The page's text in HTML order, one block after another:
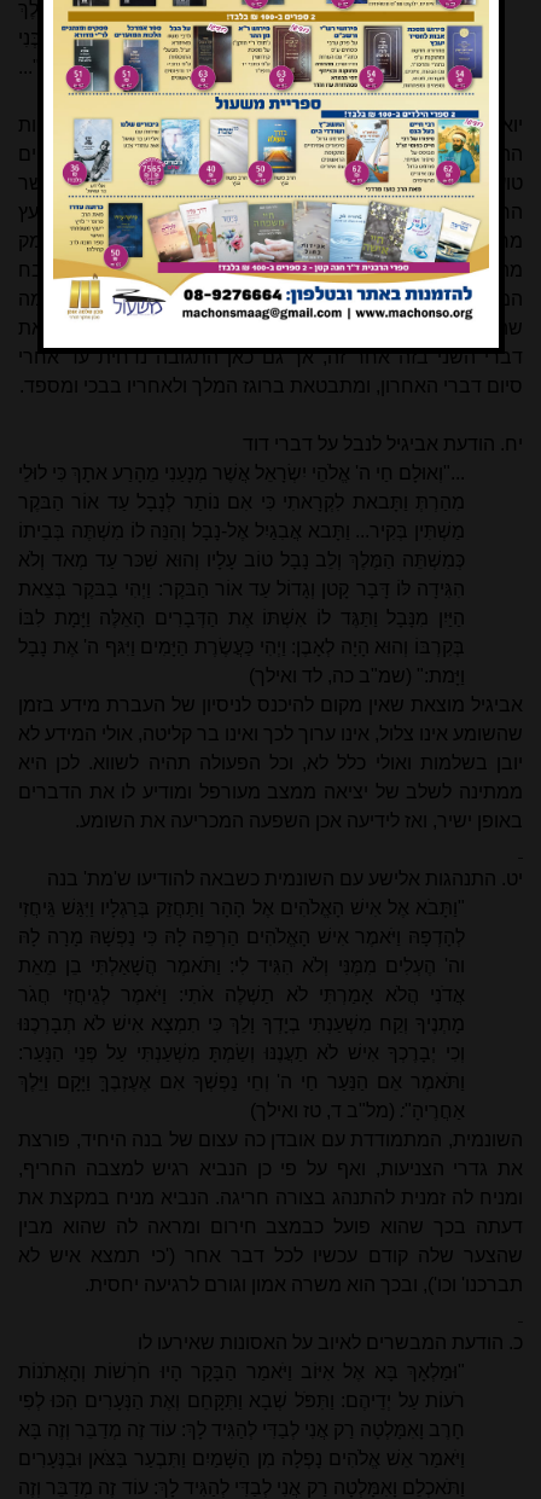
איְבֵי אֲדנִי הַמֶּלֶךְ וְכל אֲשֶׁר קָמוּ עָלֶיךָ לְרָעָה: וַיִּרְגַּז הַמֶּלֶךְ
וַיַּעַל עַל עֲלִיַּת הַשַּׁעַר וַיֵּבְךְּ וְכה אָמַר בְּלֶכְתּוֹ בְּנִי אַבְשָׁלוֹם בְּנִי
בְנִי אַבְשָׁלוֹם מִי יִתֵּן מוּתִי אֲנִי תַחְתֶּיךָ אַבְשָׁלוֹם בְּנִי בְנִי"...
(שמואל ב יח, יט ואילך)
יואב מנסה פעמיים להניא את המתנדב מלבצע את שליחות
ההודעה לאביו של הנהרג, אך אחימעץ מתעקש. שני השליחים
טועים בקריאת המציאות, ואינם קולטים, בניגוד ליואב, את הקשר
הרגשי העמוק שנותר בין דוד לאבשלום למרות המרד. אחימעץ
מרכך את המכה על ידי בשורה שמשהו אכן התרחש אך מתחמק
מהעברת תוכן האירוע, אך הכושי בחוסר רגישות פותח בשבח
המעשה אשר נעשה. הבסיס להבנה של דוד שאכן אירע מה
שהוא חושש ממנו נובע מכך ששני השליחים מחזקים אחד את
דברי השני בזה אחר זה, אך גם כאן התגובה נדחית עד אחרי
סיום דברי האחרון, ומתבטאת ברוגז המלך ולאחריו בבכי ומספד.
יח. הודעת אביגיל לנבל על דברי דוד
..."וְאוּלָם חַי ה' אֱלֹהֵי יִשְׂרָאֵל אֲשֶׁר מְנָעַנִי מֵהָרַע אתָךְ כִּי לוּלֵי
מִהַרְתְּ וַתָּבאת לִקְרָאתִי כִּי אִם נוֹתַר לְנָבָל עַד אוֹר הַבּקֶר
מַשְׁתִּין בְּקִיר... וַתָּבא אֲבִגַיִל אֶל-נָבָל וְהִנֵּה לוֹ מִשְׁתֶּה בְּבֵיתוֹ
כְּמִשְׁתֵּה הַמֶּלֶךְ וְלֵב נָבָל טוֹב עָלָיו וְהוּא שִׁכּר עַד מְאד וְלֹא
הִגִּידָה לּוֹ דָּבָר קָטן וְגָדוֹל עַד אוֹר הַבּקֶר: וַיְהִי בַבּקֶר בְּצֵאת
הַיַּיִן מִנָּבָל וַתַּגֶּד לוֹ אִשְׁתּוֹ אֶת הַדְּבָרִים הָאֵלֶּה וַיָּמָת לִבּוֹ
בְּקִרְבּוֹ וְהוּא הָיָה לְאָבֶן: וַיְהִי כַּעֲשֶׂרֶת הַיָּמִים וַיִּגּף ה' אֶת נָבָל
וַיָּמת:" (שמ"ב כה, לד ואילך)
אביגיל מוצאת שאין מקום להיכנס לניסיון של העברת מידע בזמן
שהשומע אינו צלול, אינו ערוך לכך ואינו בר קליטה, אולי המידע לא
יובן בשלמות ואולי כלל לא, וכל הפעולה תהיה לשווא. לכן היא
ממתינה לשלב של יציאה ממצב מעורפל ומודיע לו את הדברים
באופן ישיר, ואז לידיעה אכן השפעה המכריעה את השומע.
יט. התנהגות אלישע עם השונמית כשבאה להודיעו ש'מת' בנה
"וַתָּבֹא אֶל אִישׁ הָאֱלֹהִים אֶל הָהָר וַתַּחֲזֵק בְּרַגְלָיו וַיִּגַּשׁ גֵּיחֲזִי
לְהָדְפָהּ וַיֹּאמֶר אִישׁ הָאֱלֹהִים הַרְפֵּה לָהּ כִּי נַפְשָׁהּ מָרָה לָהּ
וה' הֶעְלִים מִמֶּנִּי וְלֹא הִגִּיד לִי: וַתֹּאמֶר הֲשָׁאַלְתִּי בֵן מֵאֵת
אֲדֹנִי הֲלֹא אָמַרְתִּי לֹא תַשְׁלֶה אֹתִי: וַיֹּאמֶר לְגֵיחֲזִי חֲגֹר
מָתְנֶיךָ וְקַח מִשְׁעַנְתִּי בְיָדְךָ וָלֵךְ כִּי תִמְצָא אִישׁ לֹא תְבָרְכֶנּוּ
וְכִי יְבָרֶכְךָ אִישׁ לֹא תַעֲנֶנּוּ וְשַׂמְתָּ מִשְׁעַנְתִּי עַל פְּנֵי הַנָּעַר:
וַתֹּאמֶר אֵם הַנַּעַר חַי ה' וְחֵי נַפְשְׁךָ אִם אֶעֶזְבֶךָּ וַיָּקָם וַיֵּלֶךְ
אַחֲרֶיהָ": (מל"ב ד, טז ואילך)
השונמית, המתמודדת עם אובדן כה עצום של בנה היחיד, פורצת
את גדרי הצניעות, ואף על פי כן הנביא רגיש למצבה החריף,
ומניח לה זמנית להתנהג בצורה חריגה. הנביא מניח במקצת את
דעתה בכך שהוא פועל כבמצב חירום ומראה לה שהוא מבין
שהצער שלה קודם עכשיו לכל דבר אחר ('כי תמצא איש לא
תברכנו' וכו'), ובכך הוא משרה אמון וגורם לרגיעה יחסית.
כ. הודעת המבשרים לאיוב על האסונות שאירעו לו
"וּמַלְאָךְ בָּא אֶל אִיּוֹב וַיֹּאמַר הַבָּקָר הָיוּ חֹרְשׁוֹת וְהָאֲתֹנוֹת
רֹעוֹת עַל יְדֵיהֶם: וַתִּפֹּל שְׁבָא וַתִּקָּחֵם וְאֶת הַנְּעָרִים הִכּוּ לְפִי
חָרֶב וָאִמָּלְטָה רַק אֲנִי לְבַדִּי לְהַגִּיד לָךְ: עוֹד זֶה מְדַבֵּר וְזֶה בָּא
וַיֹּאמַר אֵשׁ אֱלֹהִים נָפְלָה מִן הַשָּׁמַיִם וַתִּבְעַר בַּצֹּאן וּבַנְּעָרִים
וַתֹּאכְלֵם וָאִמָּלְטָה רַק אֲנִי לְבַדִּי לְהַגִּיד לָךְ: עוֹד זֶה מְדַבֵּר וְזֶה